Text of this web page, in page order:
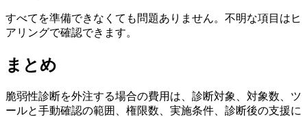
すべてを準備できなくても問題ありません。不明な項目はヒ
アリングで確認できます。
まとめ
脆弱性診断を外注する場合の費用は、診断対象、対象数、ツ
ールと手動確認の範囲、権限数、実施条件、診断後の支援に